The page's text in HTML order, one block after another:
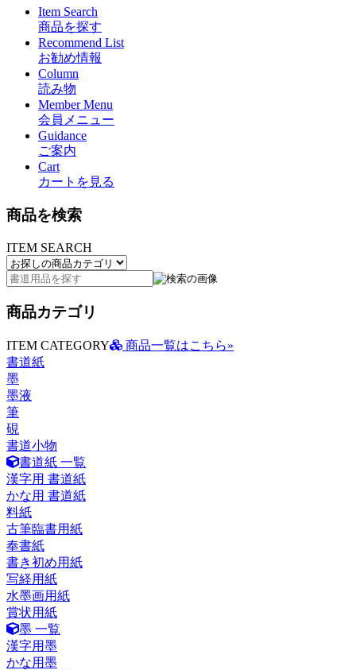
Item Search
商品を探す
Recommend List
お勧め情報
Column
読み物
Member Menu
会員メニュー
Guidance
ご案内
Cart
カートを見る
商品を検索
ITEM SEARCH
商品カテゴリ
ITEM CATEGORY
商品一覧はこちら»
書道紙
墨
墨液
筆
硯
書道小物
書道紙 一覧
漢字用 書道紙
かな用 書道紙
料紙
古筆臨書用紙
奉書紙
書き初め用紙
写経用紙
水墨画用紙
賞状用紙
墨 一覧
漢字用墨
かな用墨